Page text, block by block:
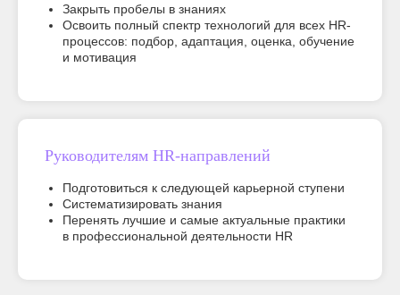
Закрыть пробелы в знаниях
Освоить полный спектр технологий для всех HR-
процессов: подбор, адаптация, оценка, обучение
и мотивация
Руководителям HR-направлений
Подготовиться к следующей карьерной ступени
Систематизировать знания
Перенять лучшие и самые актуальные практики
в профессиональной деятельности HR